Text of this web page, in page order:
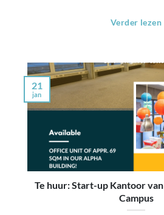
Verder lezen
Te huur: Start-up Kantoor van
Campus
21
jan